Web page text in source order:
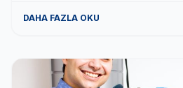
DAHA FAZLA OKU